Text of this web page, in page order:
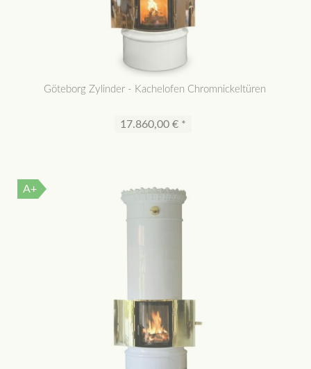
Göteborg Zylinder - Kachelofen Chromnickeltüren
17.860,00 € *
A+